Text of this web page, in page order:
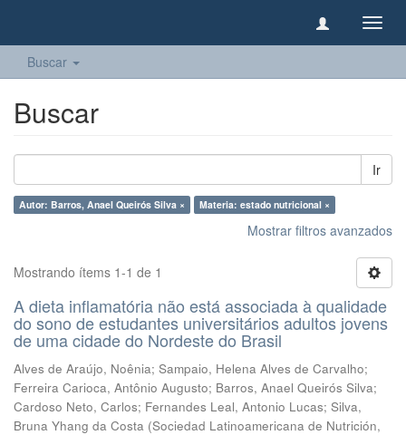
Buscar
Buscar
Ir
Autor: Barros, Anael Queirós Silva × Materia: estado nutricional ×
Mostrar filtros avanzados
Mostrando ítems 1-1 de 1
A dieta inflamatória não está associada à qualidade
do sono de estudantes universitários adultos jovens
de uma cidade do Nordeste do Brasil
Alves de Araújo, Noênia; Sampaio, Helena Alves de Carvalho;
Ferreira Carioca, Antônio Augusto; Barros, Anael Queirós Silva;
Cardoso Neto, Carlos; Fernandes Leal, Antonio Lucas; Silva,
Bruna Yhang da Costa (Sociedad Latinoamericana de Nutrición,